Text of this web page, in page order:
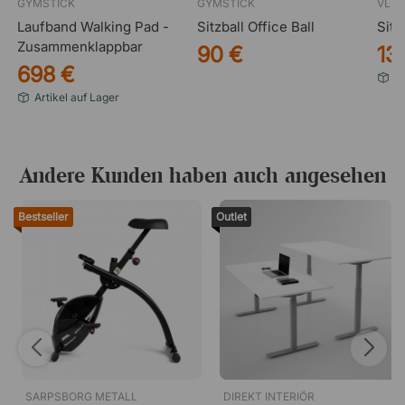
GYMSTICK
Laufband Walking Pad -
Zusammenklappbar
698 €
Artikel auf Lager
GYMSTICK
Sitzball Office Ball
90 €
VLUV
Andere Kunden haben auch angesehen
Bestseller
SARPSBORG METALL
Outlet
DIREKT INTERIÖR